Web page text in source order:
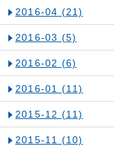
2016-04 (21)
2016-03 (5)
2016-02 (6)
2016-01 (11)
2015-12 (11)
2015-11 (10)